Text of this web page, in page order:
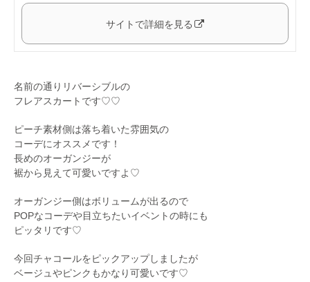
サイトで詳細を見る
名前の通りリバーシブルの
フレアスカートです♡♡
ピーチ素材側は落ち着いた雰囲気の
コーデにオススメです！
長めのオーガンジーが
裾から見えて可愛いですよ♡
オーガンジー側はボリュームが出るので
POPなコーデや目立ちたいイベントの時にも
ピッタリです♡
今回チャコールをピックアップしましたが
ベージュやピンクもかなり可愛いです♡